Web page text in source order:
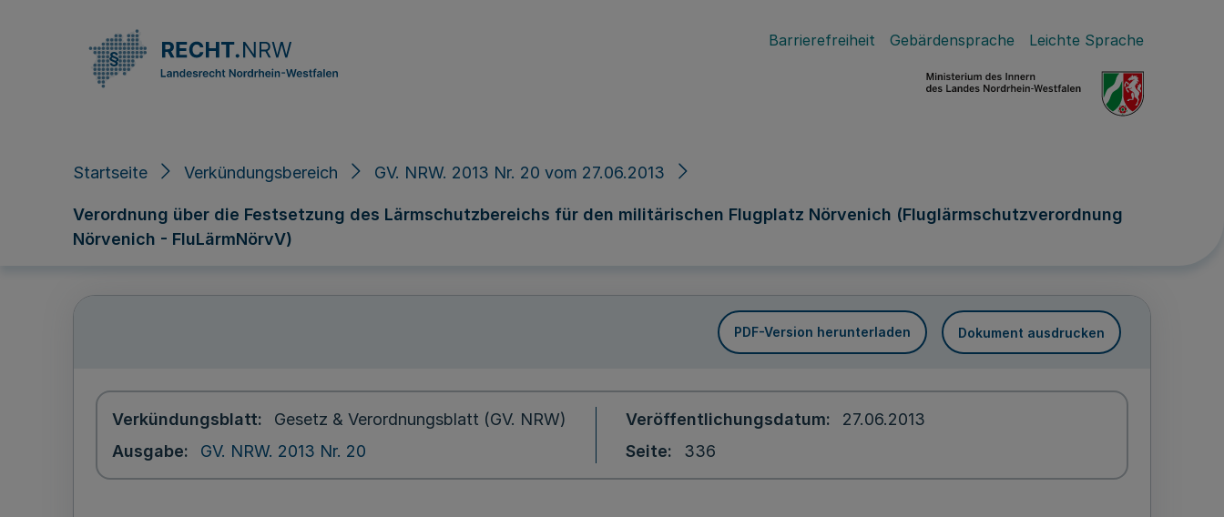
Barrierefreiheit Gebärdensprache Leichte Sprache
Startseite Verkündungsbereich GV. NRW. 2013 Nr. 20 vom 27.06.2013
Verordnung über die Festsetzung des Lärmschutzbereichs für den militärischen Flugplatz Nörvenich (Fluglärmschutzverordnung
Nörvenich - FluLärmNörvV)
PDF-Version herunterladen Dokument ausdrucken
Verkündungsblatt
Gesetz & Verordnungsblatt (GV. NRW)
Ausgabe
GV. NRW. 2013 Nr. 20
Veröffentlichungsdatum
27.06.2013
Seite
336